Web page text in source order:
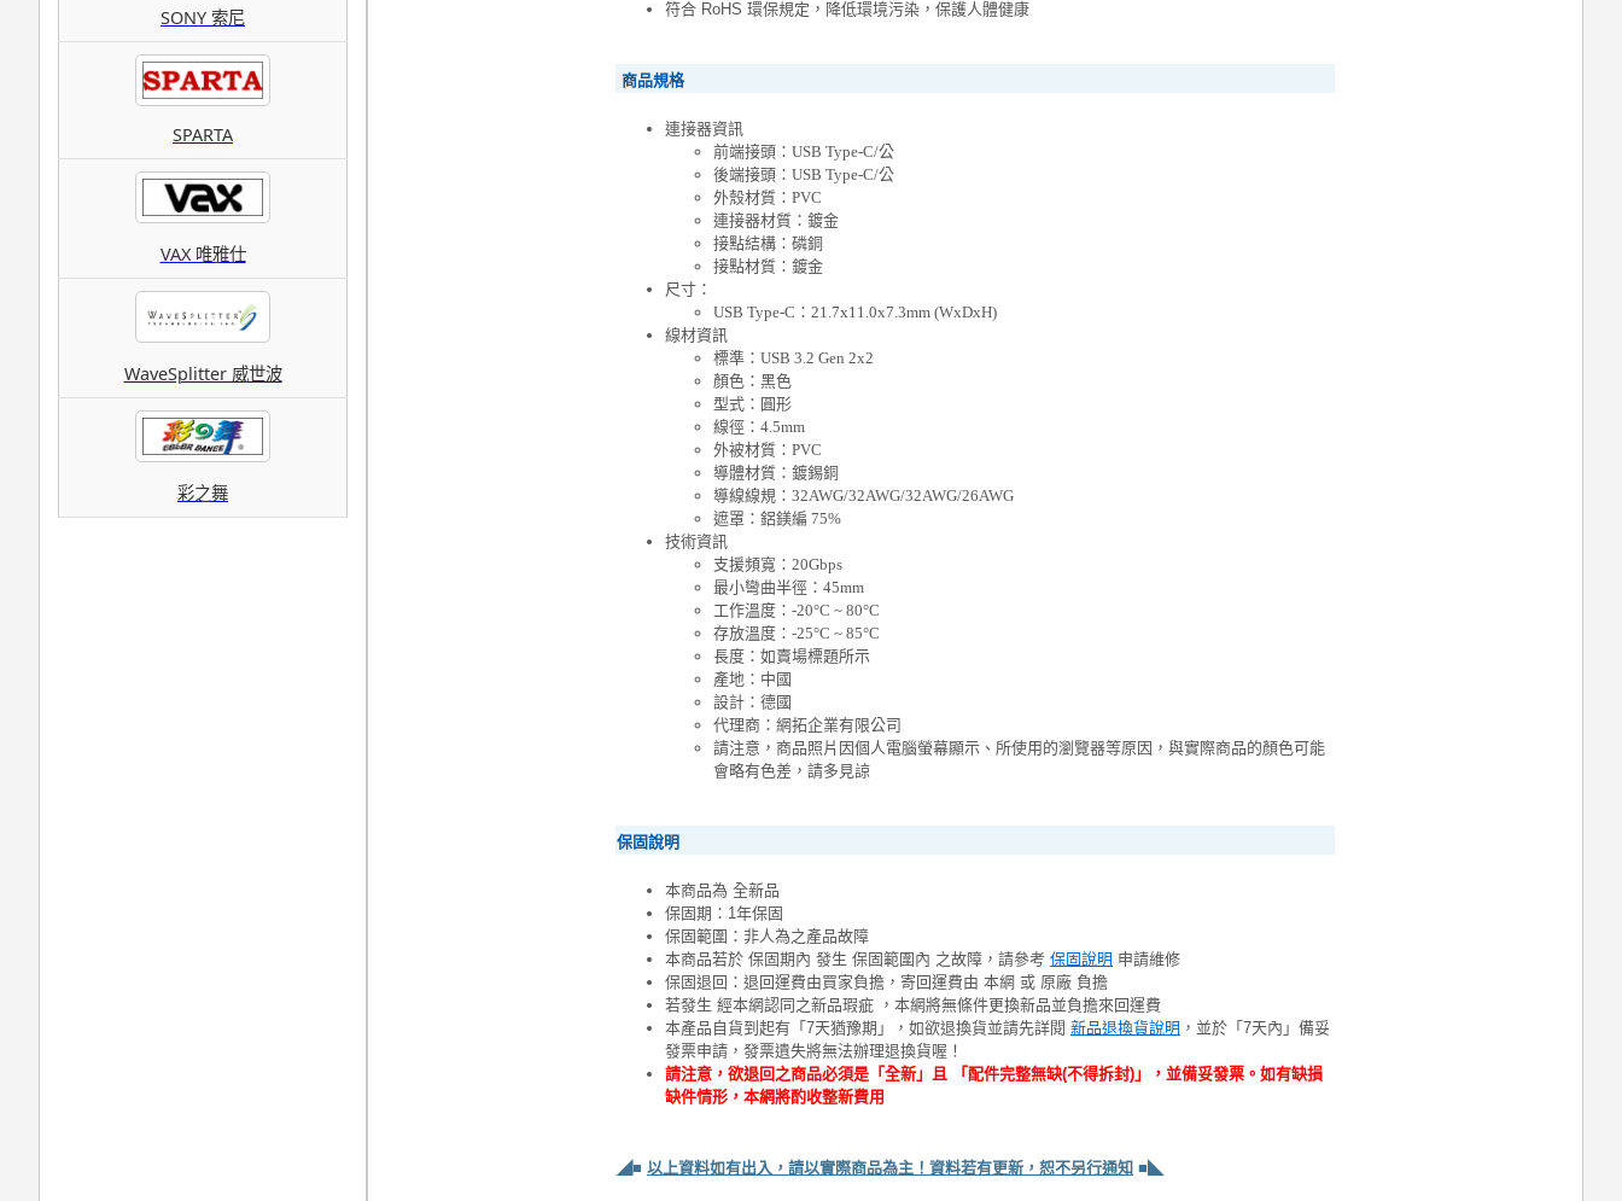
SONY 索尼
SPARTA
VAX 唯雅仕
WaveSplitter 威世波
彩之舞
符合 RoHS 環保規定，降低環境污染，保護人體健康
商品規格
連接器資訊
前端接頭：USB Type-C/公
後端接頭：USB Type-C/公
外殼材質：PVC
連接器材質：鍍金
接點結構：磷銅
接點材質：鍍金
尺寸：
USB Type-C：21.7x11.0x7.3mm (WxDxH)
線材資訊
標準：USB 3.2 Gen 2x2
顏色：黑色
型式：圓形
線徑：4.5mm
外被材質：PVC
導體材質：鍍錫銅
導線線規：32AWG/32AWG/32AWG/26AWG
遮罩：鋁鎂編 75%
技術資訊
支援頻寬：20Gbps
最小彎曲半徑：45mm
工作溫度：-20°C ~ 80°C
存放溫度：-25°C ~ 85°C
長度：如賣場標題所示
產地：中國
設計：德國
代理商：網拓企業有限公司
請注意，商品照片因個人電腦螢幕顯示、所使用的瀏覽器等原因，與實際商品的顏色可能
會略有色差，請多見諒
保固說明
本商品為 全新品
保固期：1年保固
保固範圍：非人為之產品故障
本商品若於 保固期內 發生 保固範圍內 之故障，請參考 保固說明 申請維修
保固退回：退回運費由買家負擔，寄回運費由 本網 或 原廠 負擔
若發生 經本網認同之新品瑕疵 ，本網將無條件更換新品並負擔來回運費
本產品自貨到起有「7天猶豫期」，如欲退換貨並請先詳閱 新品退換貨說明 ，並於「7天內」備妥
發票申請，發票遺失將無法辦理退換貨喔！
請注意，欲退回之商品必須是「全新」且 「配件完整無缺(不得拆封)」，並備妥發票。如有缺損
缺件情形，本網將酌收整新費用
◢■ 以上資料如有出入，請以實際商品為主！資料若有更新，恕不另行通知 ■◣